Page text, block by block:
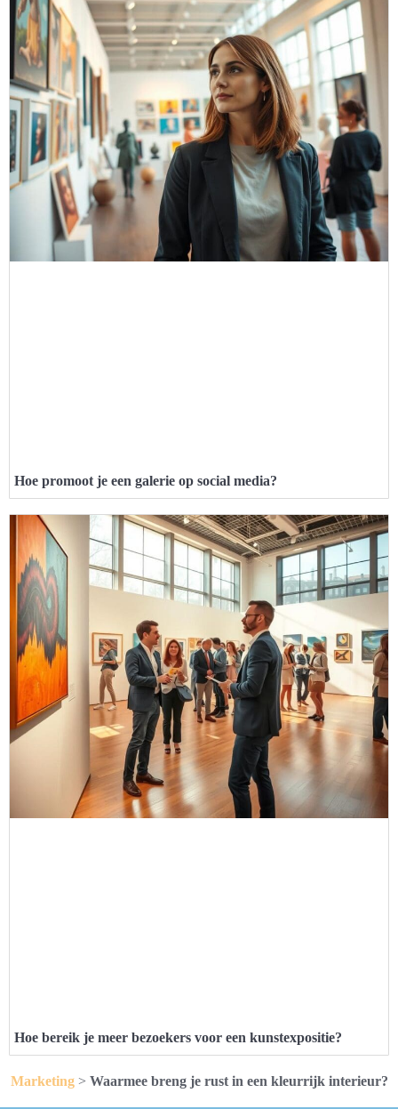
Hoe promoot je een galerie op social media?
Hoe bereik je meer bezoekers voor een kunstexpositie?
Marketing> Waarmee breng je rust in een kleurrijk interieur?